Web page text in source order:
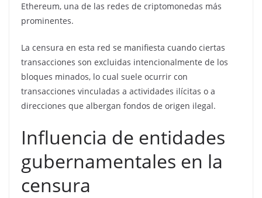
Ethereum, una de las redes de criptomonedas más
prominentes.
La censura en esta red se manifiesta cuando ciertas
transacciones son excluidas intencionalmente de los
bloques minados, lo cual suele ocurrir con
transacciones vinculadas a actividades ilícitas o a
direcciones que albergan fondos de origen ilegal.
Influencia de entidades
gubernamentales en la
censura